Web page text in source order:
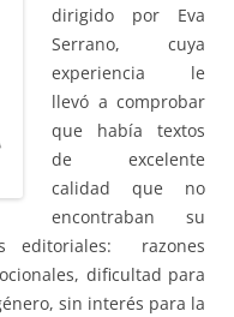
dirigido por Eva
Serrano, cuya
experiencia le
llevó a comprobar
que había textos
de excelente
calidad que no
encontraban su
editoriales: razones
dificultad para
sin interés para la